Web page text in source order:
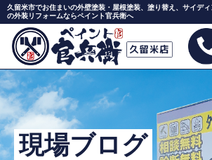
Skip
to
the
content
久留米市でお住まいの外壁塗装・屋根塗装、塗り替え、サイデ
の外装リフォームならペイント官兵衛へ
現場ブログ